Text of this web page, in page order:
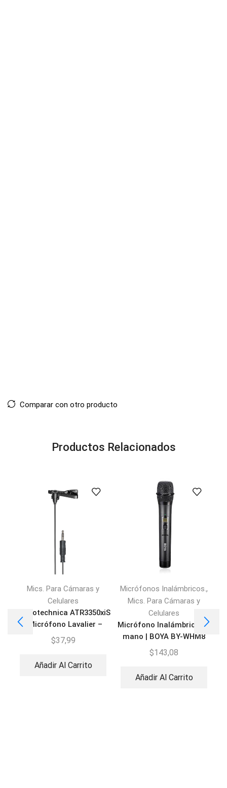
Comparar con otro producto
Productos Relacionados
Mics. Para Cámaras y
Celulares
Audiotechnica ATR3350xiS
| Micrófono Lavalier –
Corbatero
$37,99
Añadir Al Carrito
Micrófonos Inalámbricos.,
Mics. Para Cámaras y
Celulares
Micrófono Inalámbrico de
mano | BOYA BY-WHM8
PRO
$143,08
Añadir Al Carrito